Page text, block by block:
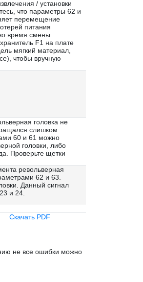
/ установки
что параметры 62 и
перемещение
питания
время смены
F1 на плате
мягкий материал,
чтобы вручную
головка не
слишком
60 и 61 можно
головки, либо
Проверьте щетки
револьверная
62 и 63.
Данный сигнал
и 24.
Скачать PDF
не все ошибки можно